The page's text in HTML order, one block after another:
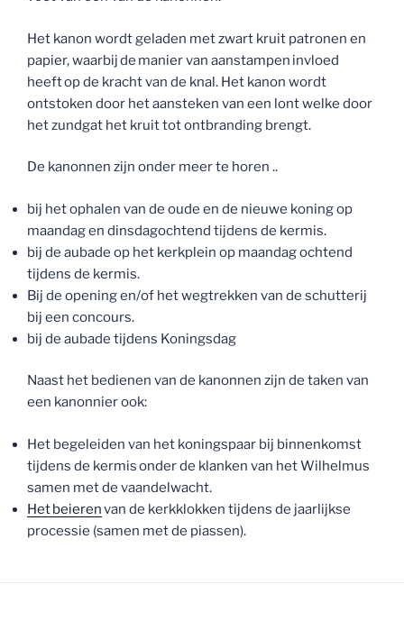
Het kanon wordt geladen met zwart kruit patronen en
papier, waarbij de manier van aanstampen invloed
heeft op de kracht van de knal. Het kanon wordt
ontstoken door het aansteken van een lont welke door
het zundgat het kruit tot ontbranding brengt.
De kanonnen zijn onder meer te horen ..
bij het ophalen van de oude en de nieuwe koning op
maandag en dinsdagochtend tijdens de kermis.
bij de aubade op het kerkplein op maandag ochtend
tijdens de kermis.
Bij de opening en/of het wegtrekken van de schutterij
bij een concours.
bij de aubade tijdens Koningsdag
Naast het bedienen van de kanonnen zijn de taken van
een kanonnier ook:
Het begeleiden van het koningspaar bij binnenkomst
tijdens de kermis onder de klanken van het Wilhelmus
samen met de vaandelwacht.
Het beierenvan de kerkklokken tijdens de jaarlijkse
processie (samen met de piassen).